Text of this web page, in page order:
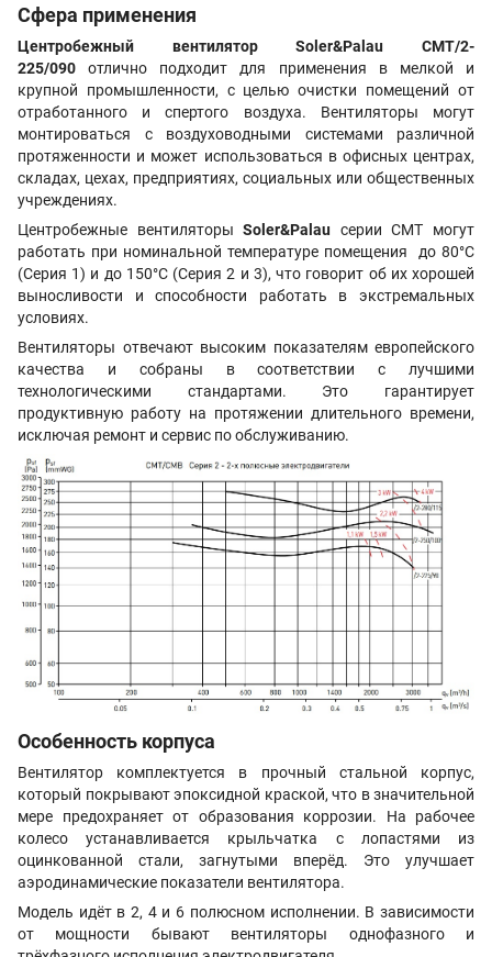
Сфера применения
Центробежный вентилятор Soler&Palau CMT/2-
225/090 отлично подходит для применения в мелкой и
крупной промышленности, с целью очистки помещений от
отработанного и спертого воздуха. Вентиляторы могут
монтироваться с воздуховодными системами различной
протяженности и может использоваться в офисных центрах,
складах, цехах, предприятиях, социальных или общественных
учреждениях.
Центробежные вентиляторыSoler&Palau серииCMT могут
работать при номинальной температуре помещения до 80°C
(Серия 1) и до 150°C (Серия 2 и 3), что говорит об их хорошей
выносливости и способности работать в экстремальных
условиях.
Вентиляторы отвечают высоким показателям европейского
качества и собраны в соответствии с лучшими
технологическими стандартами. Это гарантирует
продуктивную работу на протяжении длительного времени,
исключая ремонт и сервис по обслуживанию.
Особенность корпуса
Вентилятор комплектуется в прочный стальной корпус,
который покрывают эпоксидной краской, что в значительной
мере предохраняет от образования коррозии. На рабочее
колесо устанавливается крыльчатка с лопастями из
оцинкованной стали, загнутыми вперёд. Это улучшает
аэродинамические показатели вентилятора.
Модель идёт в 2, 4 и 6 полюсном исполнении. В зависимости
от мощности бывают вентиляторы однофазного и